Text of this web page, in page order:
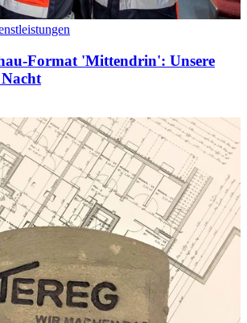
Format 'Mittendrin': Unsere